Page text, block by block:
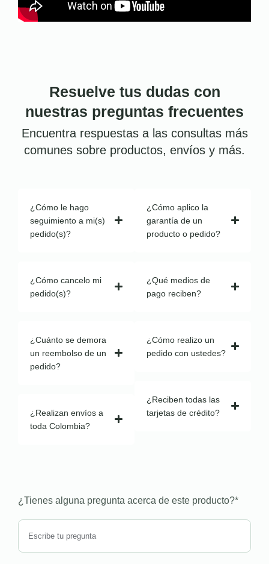
Resuelve tus dudas con
nuestras preguntas frecuentes
Encuentra respuestas a las consultas más
comunes sobre productos, envíos y más.
¿Cómo le hago
seguimiento a mi(s)
pedido(s)?
¿Cómo cancelo mi
pedido(s)?
¿Cuánto se demora
un reembolso de un
pedido?
¿Realizan envíos a
toda Colombia?
¿Cómo aplico la
garantía de un
producto o pedido?
¿Qué medios de
pago reciben?
¿Cómo realizo un
pedido con ustedes?
¿Reciben todas las
tarjetas de crédito?
¿Tienes alguna pregunta acerca de este producto?*